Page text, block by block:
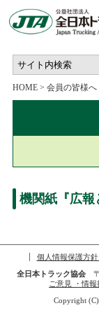
HOME> 会員の皆様へ
機関紙『広報
個人情報保護方
全日本トラック協会〒
ご意見 ・情
Copyright (C)